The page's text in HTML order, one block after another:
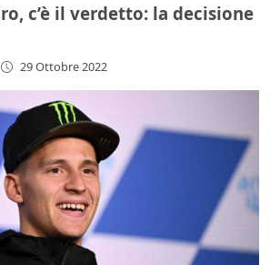
c’è il verdetto: la decisione
29 Ottobre 2022